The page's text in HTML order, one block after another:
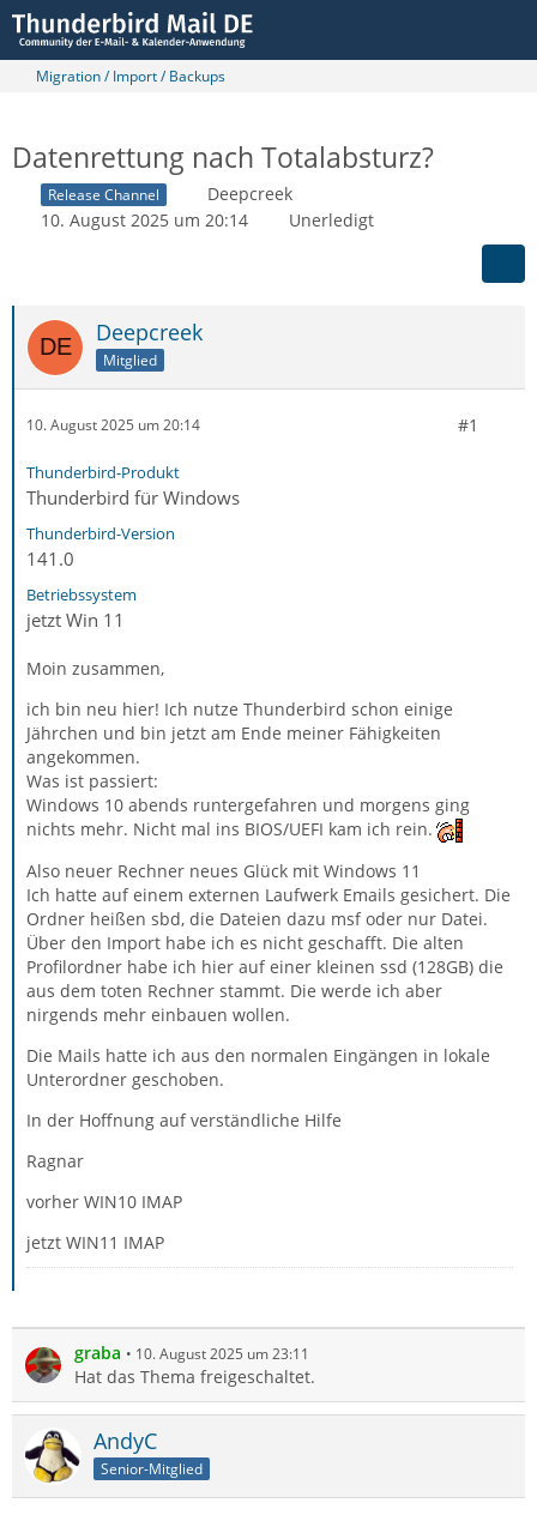
Migration / Import / Backups
Datenrettung nach Totalabsturz?
Release Channel
Deepcreek
10. August 2025 um 20:14
Unerledigt
Deepcreek
Mitglied
10. August 2025 um 20:14 #1
Thunderbird-Produkt
Thunderbird für Windows
Thunderbird-Version
141.0
Betriebssystem
jetzt Win 11
Moin zusammen,
ich bin neu hier! Ich nutze Thunderbird schon einige
Jährchen und bin jetzt am Ende meiner Fähigkeiten
angekommen.
Was ist passiert:
Windows 10 abends runtergefahren und morgens ging
nichts mehr. Nicht mal ins BIOS/UEFI kam ich rein.
Also neuer Rechner neues Glück mit Windows 11
Ich hatte auf einem externen Laufwerk Emails gesichert. Die
Ordner heißen sbd, die Dateien dazu msf oder nur Datei.
Über den Import habe ich es nicht geschafft. Die alten
Profilordner habe ich hier auf einer kleinen ssd (128GB) die
aus dem toten Rechner stammt. Die werde ich aber
nirgends mehr einbauen wollen.
Die Mails hatte ich aus den normalen Eingängen in lokale
Unterordner geschoben.
In der Hoffnung auf verständliche Hilfe
Ragnar
vorher WIN10 IMAP
jetzt WIN11 IMAP
graba 10. August 2025 um 23:11
Hat das Thema freigeschaltet.
AndyC
Senior-Mitglied